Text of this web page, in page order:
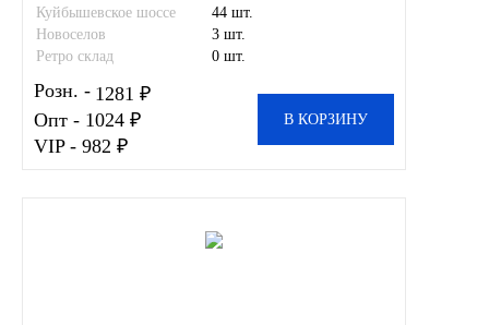
Куйбышевское шоссе
44 шт.
Новоселов
3 шт.
Ретро склад
0 шт.
Розн. - 1281 ₽
Опт - 1024 ₽
VIP - 982 ₽
В КОРЗИНУ